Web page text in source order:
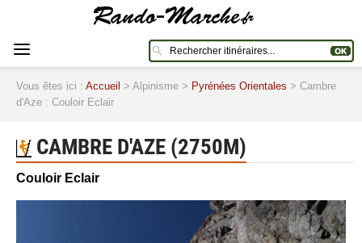
Vous êtes ici : Accueil > Alpinisme > Pyrénées Orientales > Cambre
d'Aze : Couloir Eclair
CAMBRE D'AZE (2750M)
Couloir Eclair